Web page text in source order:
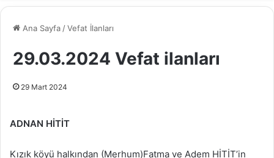
Ana Sayfa /Vefat İlanları
29.03.2024 Vefat ilanları
29 Mart 2024
ADNAN HİTİT
Kızık köyü halkından (Merhum)Fatma ve Adem HİTİT’in